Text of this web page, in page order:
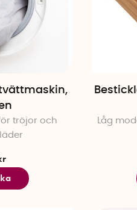
tröjor och
Låg